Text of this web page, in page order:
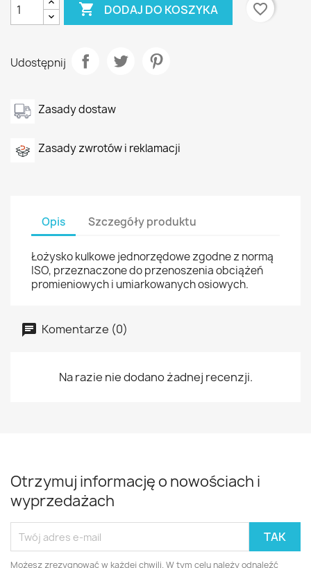
 DODAJ DO KOSZYKA favorite_border
Udostępnij
Zasady dostaw
Zasady zwrotów i reklamacji
Opis Szczegóły produktu
Łożysko kulkowe jednorzędowe zgodne z normą
ISO, przeznaczone do przenoszenia obciążeń
promieniowych i umiarkowanych osiowych.
Komentarze (0)
Na razie nie dodano żadnej recenzji.
Otrzymuj informację o nowościach i
wyprzedażach
Możesz zrezygnować w każdej chwili. W tym celu należy odnaleźć